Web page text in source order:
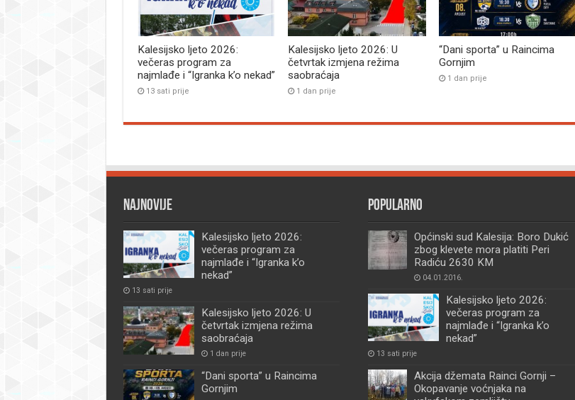
Kalesijsko ljeto 2026:
večeras program za
najmlađe i “Igranka k’o nekad”
13 sati prije
Kalesijsko ljeto 2026: U
četvrtak izmjena režima
saobraćaja
1 dan prije
“Dani sporta” u Raincima
Gornjim
1 dan prije
Najnovije
Kalesijsko ljeto 2026:
večeras program za
najmlađe i “Igranka k’o
nekad”
13 sati prije
Kalesijsko ljeto 2026: U
četvrtak izmjena režima
saobraćaja
1 dan prije
“Dani sporta” u Raincima
Gornjim
Popularno
Općinski sud Kalesija: Boro Dukić
zbog klevete mora platiti Peri
Radiću 2630 KM
04.01.2016.
Kalesijsko ljeto 2026:
večeras program za
najmlađe i “Igranka k’o
nekad”
13 sati prije
Akcija džemata Rainci Gornji –
Okopavanje voćnjaka na